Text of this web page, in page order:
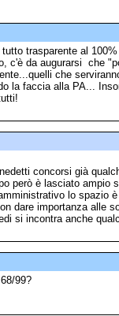
trasparente al
c'è da augurarsi che
che
la faccia alla PA...
concorsi già
però è lasciato ampio
lo spazio è
dare importanza alle
si incontra anche
99?